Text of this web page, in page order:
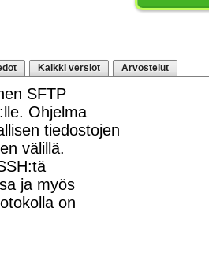
Kaikki versiot Arvostelut
SFTP
Ohjelma
tiedostojen
välillä.
ja myös
on